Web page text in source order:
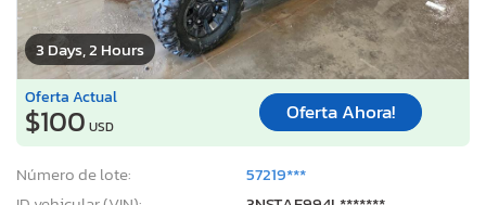
3 Days, 2 Hours
Oferta Actual
$100 USD
Oferta Ahora!
Número de lote:
57219***